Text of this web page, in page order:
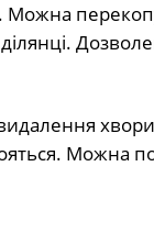
Можна